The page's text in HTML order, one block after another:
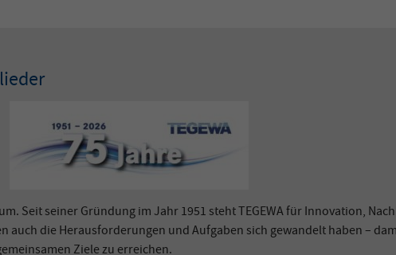
Seit seiner Gründung im Jahr 1951 steht TEGEWA für Innovation,
auch die Herausforderungen und Aufgaben sich gewandelt haben –
Ziele zu erreichen.